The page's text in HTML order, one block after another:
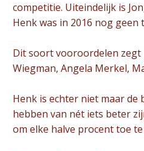
competitie. Uiteindelijk is
Henk was in 2016 nog geen
Dit soort vooroordelen zegt
Wiegman, Angela Merkel,
Henk is echter niet maar de
hebben van nét iets beter
om elke halve procent toe